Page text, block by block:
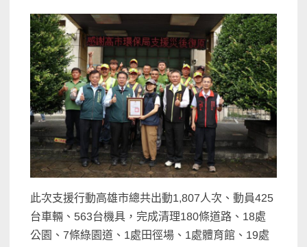
此次支援行動高雄市總共出動1,807人次、動員425
台車輛、563台機具，完成清理180條道路、18處
公園、7條綠園道、1處田徑場、1處體育館、19處